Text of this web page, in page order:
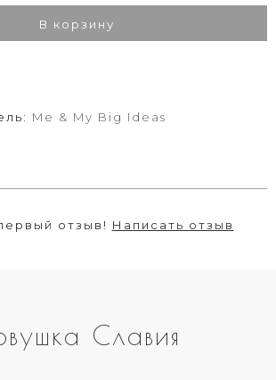
В корзину
Me & My Big Ideas
отзыв! Написать отзыв
Славия